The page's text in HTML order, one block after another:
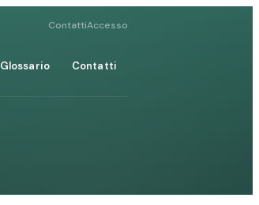
ContattiAccesso
Glossario Contatti